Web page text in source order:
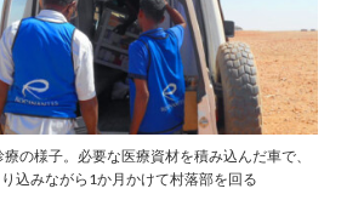
の様子。必要な医療資材を積み込んだ車で、
込みながら1か月かけて村落部を回る